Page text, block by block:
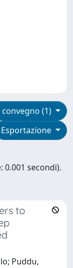
(1)
Esportazione
0.001 secondi).
to
Puddu,